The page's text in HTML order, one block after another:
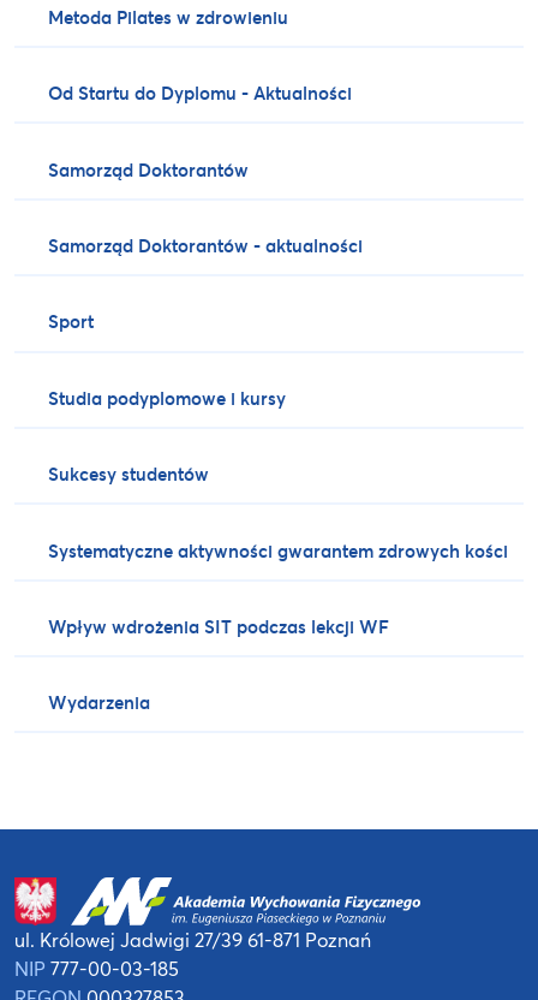
Metoda Pilates w zdrowieniu
Od Startu do Dyplomu - Aktualności
Samorząd Doktorantów
Samorząd Doktorantów - aktualności
Sport
Studia podyplomowe i kursy
Sukcesy studentów
Systematyczne aktywności gwarantem zdrowych kości
Wpływ wdrożenia SIT podczas lekcji WF
Wydarzenia
ul. Królowej Jadwigi 27/3961-871 Poznań
NIP 777-00-03-185